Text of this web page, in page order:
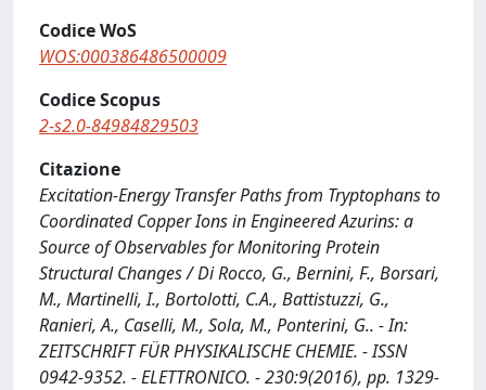
Codice WoS
WOS:000386486500009
Codice Scopus
2-s2.0-84984829503
Citazione
Excitation-Energy Transfer Paths from Tryptophans to
Coordinated Copper Ions in Engineered Azurins: a
Source of Observables for Monitoring Protein
Structural Changes / Di Rocco, G., Bernini, F., Borsari,
M., Martinelli, I., Bortolotti, C.A., Battistuzzi, G.,
Ranieri, A., Caselli, M., Sola, M., Ponterini, G.. - In:
ZEITSCHRIFT FÜR PHYSIKALISCHE CHEMIE. - ISSN
0942-9352. - ELETTRONICO. - 230:9(2016), pp. 1329-